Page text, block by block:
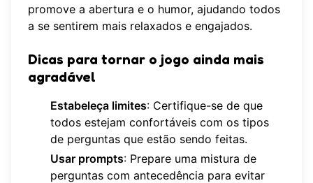
promove a abertura e o humor, ajudando todos
a se sentirem mais relaxados e engajados.
Dicas para tornar o jogo ainda mais
agradável
Estabeleça limites: Certifique-se de que
todos estejam confortáveis com os tipos
de perguntas que estão sendo feitas.
Usar prompts: Prepare uma mistura de
perguntas com antecedência para evitar